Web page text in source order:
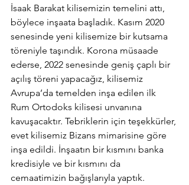
İsaak Barakat kilisemizin temelini attı,
böylece inşaata başladık. Kasım 2020
senesinde yeni kilisemize bir kutsama
töreniyle taşındık. Korona müsaade
ederse, 2022 senesinde geniş çaplı bir
açılış töreni yapacağız, kilisemiz
Avrupa’da temelden inşa edilen ilk
Rum Ortodoks kilisesi unvanına
kavuşacaktır. Tebriklerin için teşekkürler,
evet kilisemiz Bizans mimarisine göre
inşa edildi. İnşaatın bir kısmını banka
kredisiyle ve bir kısmını da
cemaatimizin bağışlarıyla yaptık.